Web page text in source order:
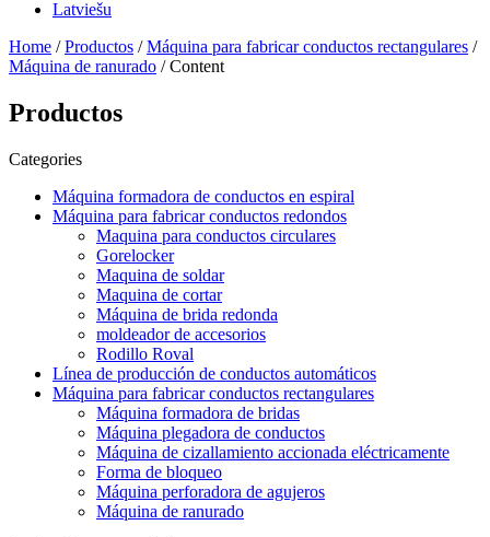
Latviešu
Home /Productos /Máquina para fabricar conductos rectangulares /
Máquina de ranurado / Content
Productos
Categories
Máquina formadora de conductos en espiral
Máquina para fabricar conductos redondos
Maquina para conductos circulares
Gorelocker
Maquina de soldar
Maquina de cortar
Máquina de brida redonda
moldeador de accesorios
Rodillo Roval
Línea de producción de conductos automáticos
Máquina para fabricar conductos rectangulares
Máquina formadora de bridas
Máquina plegadora de conductos
Máquina de cizallamiento accionada eléctricamente
Forma de bloqueo
Máquina perforadora de agujeros
Máquina de ranurado